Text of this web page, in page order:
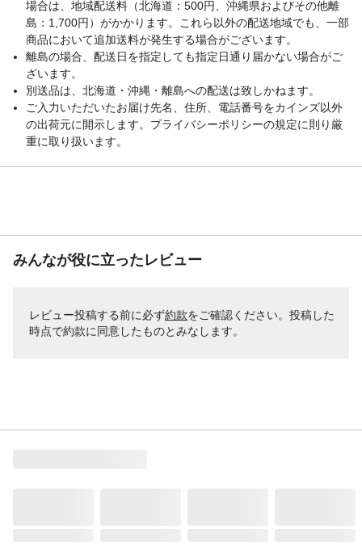
場合は、地域配送料（北海道：500円、沖縄県およびその他離
島：1,700円）がかかります。これら以外の配送地域でも、一部
商品において追加送料が発生する場合がございます。
離島の場合、配送日を指定しても指定日通り届かない場合がご
ざいます。
別送品は、北海道・沖縄・離島への配送は致しかねます。
ご入力いただいたお届け先名、住所、電話番号をカインズ以外
の出荷元に開示します。プライバシーポリシーの規定に則り厳
重に取り扱います。
みんなが役に立ったレビュー
レビュー投稿する前に必ず約款をご確認ください。投稿した
時点で約款に同意したものとみなします。